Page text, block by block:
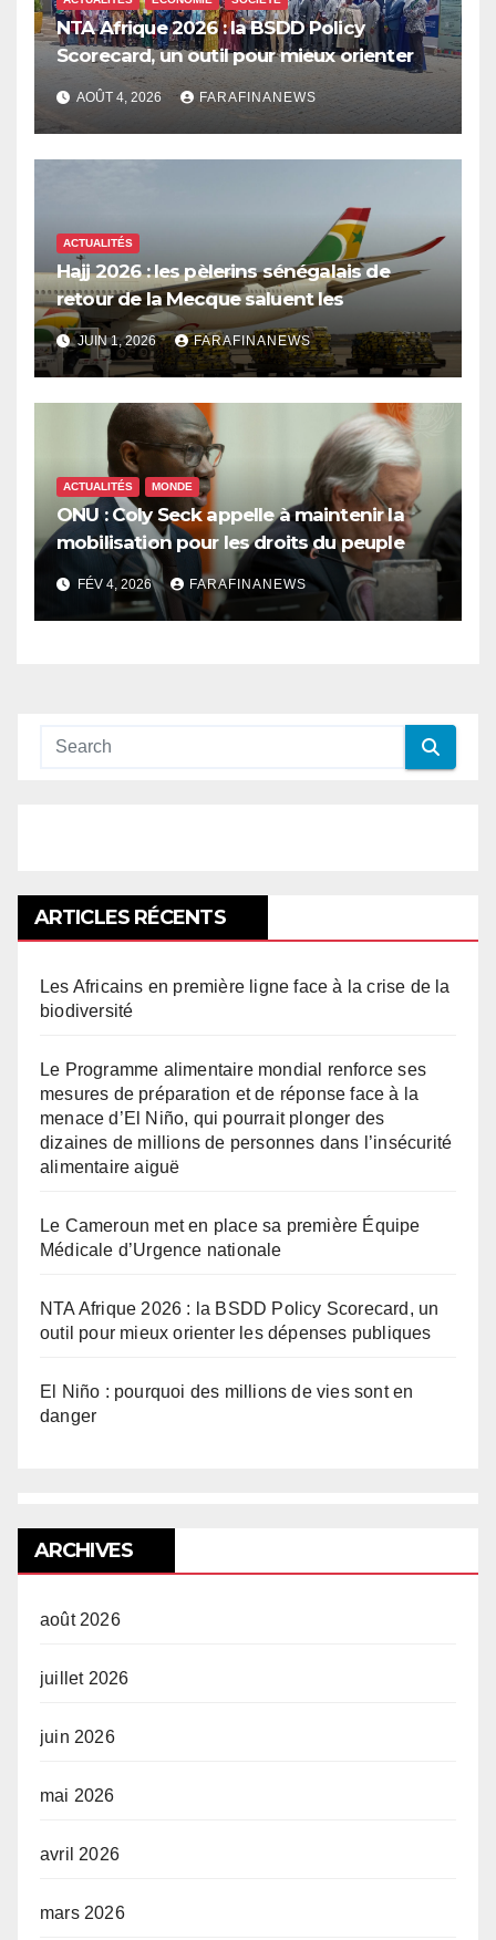
NTA Afrique 2026 : la BSDD Policy
Scorecard, un outil pour mieux orienter
les dépenses publiques
AOÛT 4, 2026 FARAFINANEWS
ACTUALITÉS
Hajj 2026 : les pèlerins sénégalais de
retour de la Mecque saluent les
innovations d’Air Sénégal SA
JUIN 1, 2026 FARAFINANEWS
ACTUALITÉS MONDE
ONU : Coly Seck appelle à maintenir la
mobilisation pour les droits du peuple
palestinien
FÉV 4, 2026 FARAFINANEWS
ARTICLES RÉCENTS
Les Africains en première ligne face à la crise de la
biodiversité
Le Programme alimentaire mondial renforce ses
mesures de préparation et de réponse face à la
menace d’El Niño, qui pourrait plonger des
dizaines de millions de personnes dans l’insécurité
alimentaire aiguë
Le Cameroun met en place sa première Équipe
Médicale d’Urgence nationale
NTA Afrique 2026 : la BSDD Policy Scorecard, un
outil pour mieux orienter les dépenses publiques
El Niño : pourquoi des millions de vies sont en
danger
ARCHIVES
août 2026
juillet 2026
juin 2026
mai 2026
avril 2026
mars 2026